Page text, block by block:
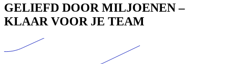
GELIEFD DOOR MILJOENEN –
KLAAR VOOR JE TEAM